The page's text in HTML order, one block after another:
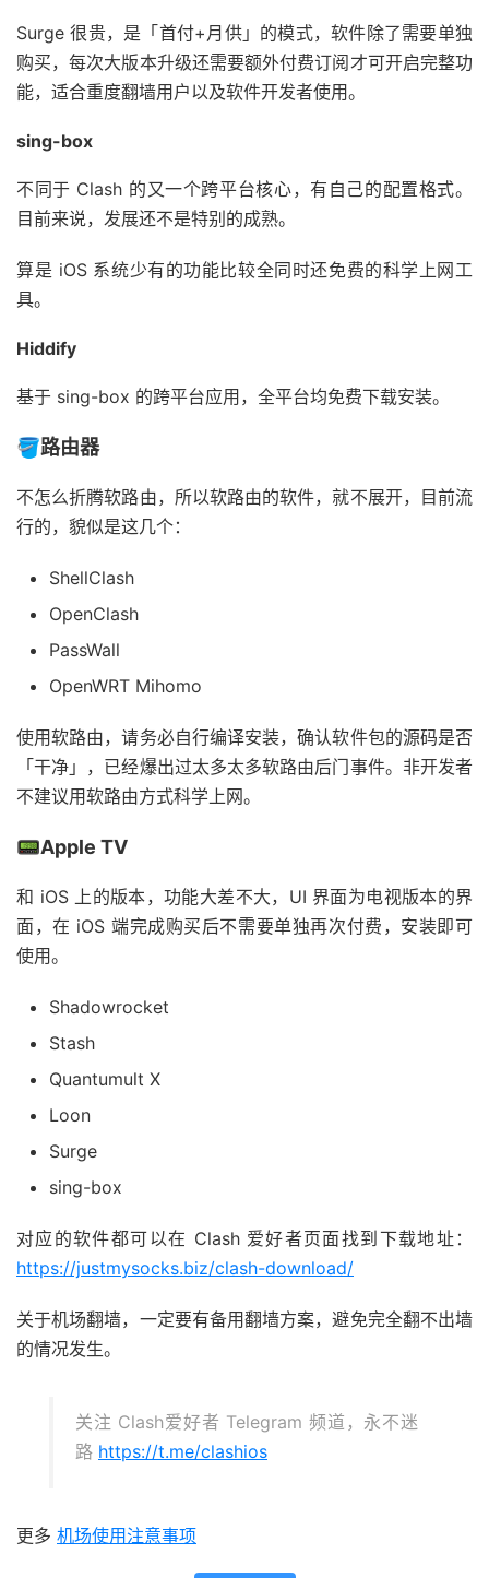
Surge 很贵，是「首付+月供」的模式，软件除了需要单独
购买，每次大版本升级还需要额外付费订阅才可开启完整功
能，适合重度翻墙用户以及软件开发者使用。
sing-box
不同于 Clash 的又一个跨平台核心，有自己的配置格式。
目前来说，发展还不是特别的成熟。
算是 iOS 系统少有的功能比较全同时还免费的科学上网工
具。
Hiddify
基于 sing-box 的跨平台应用，全平台均免费下载安装。
🪣路由器
不怎么折腾软路由，所以软路由的软件，就不展开，目前流
行的，貌似是这几个：
ShellClash
OpenClash
PassWall
OpenWRT Mihomo
使用软路由，请务必自行编译安装，确认软件包的源码是否
「干净」，已经爆出过太多太多软路由后门事件。非开发者
不建议用软路由方式科学上网。
📟Apple TV
和 iOS 上的版本，功能大差不大，UI 界面为电视版本的界
面，在 iOS 端完成购买后不需要单独再次付费，安装即可
使用。
Shadowrocket
Stash
Quantumult X
Loon
Surge
sing-box
对应的软件都可以在 Clash 爱好者页面找到下载地址：
https://justmysocks.biz/clash-download/
关于机场翻墙，一定要有备用翻墙方案，避免完全翻不出墙
的情况发生。
关注 Clash爱好者 Telegram 频道，永不迷
路 https://t.me/clashios
更多 机场使用注意事项